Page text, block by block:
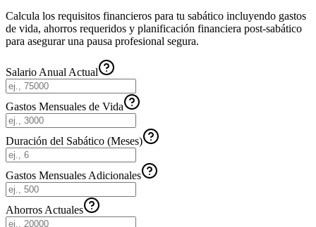
Calcula los requisitos financieros para tu sabático incluyendo gastos
de vida, ahorros requeridos y planificación financiera post-sabático
para asegurar una pausa profesional segura.
Salario Anual Actual
Gastos Mensuales de Vida
Duración del Sabático (Meses)
Gastos Mensuales Adicionales
Ahorros Actuales